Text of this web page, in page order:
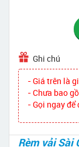
Ghi chú
- Giá trên là
- Chưa bao
- Gọi ngay
Rèm vải Sài